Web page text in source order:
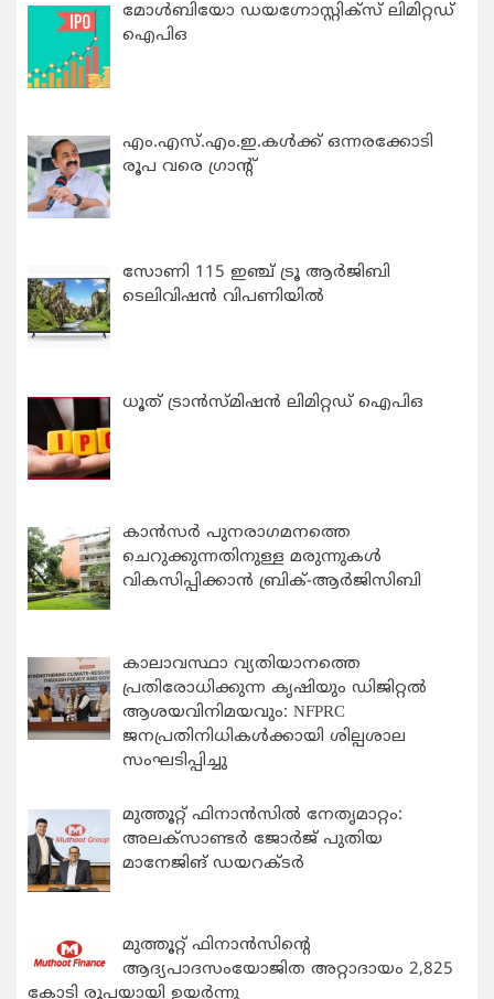
മോൾബിയോ ഡയഗ്നോസ്റ്റിക്സ് ലിമിറ്റഡ്
ഐപിഒ
എം.എസ്.എം.ഇ.കൾക്ക് ഒന്നരക്കോടി
രൂപ വരെ ഗ്രാന്റ്
സോണി 115 ഇഞ്ച് ട്രൂ ആർജിബി
ടെലിവിഷൻ വിപണിയിൽ
ധൂത് ട്രാൻസ്മിഷൻ ലിമിറ്റഡ് ഐപിഒ
കാന്‍സര്‍ പുനരാഗമനത്തെ
ചെറുക്കുന്നതിനുള്ള മരുന്നുകള്‍
വികസിപ്പിക്കാന്‍ ബ്രിക്-ആര്‍ജിസിബി
കാലാവസ്ഥാ വ്യതിയാനത്തെ
പ്രതിരോധിക്കുന്ന കൃഷിയും ഡിജിറ്റൽ
ആശയവിനിമയവും: NFPRC
ജനപ്രതിനിധികൾക്കായി ശില്പശാല
സംഘടിപ്പിച്ചു
മുത്തൂറ്റ് ഫിനാൻസിൽ നേതൃമാറ്റം:
അലക്സാണ്ടർ ജോർജ് പുതിയ
മാനേജിങ് ഡയറക്ടർ
മുത്തൂറ്റ് ഫിനാൻസിന്റെ
ആദ്യപാദസംയോജിത അറ്റാദായം 2,825
കോടി രൂപയായി ഉയർന്നു